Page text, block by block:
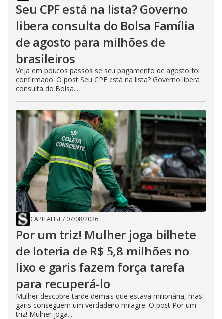
Seu CPF está na lista? Governo
libera consulta do Bolsa Família
de agosto para milhões de
brasileiros
Veja em poucos passos se seu pagamento de agosto foi
confirmado. O post Seu CPF está na lista? Governo libera
consulta do Bolsa...
CAPITALIST/ 07/08/2026
Por um triz! Mulher joga bilhete
de loteria de R$ 5,8 milhões no
lixo e garis fazem força tarefa
para recuperá-lo
Mulher descobre tarde demais que estava milionária, mas
garis conseguem um verdadeiro milagre. O post Por um
triz! Mulher joga...